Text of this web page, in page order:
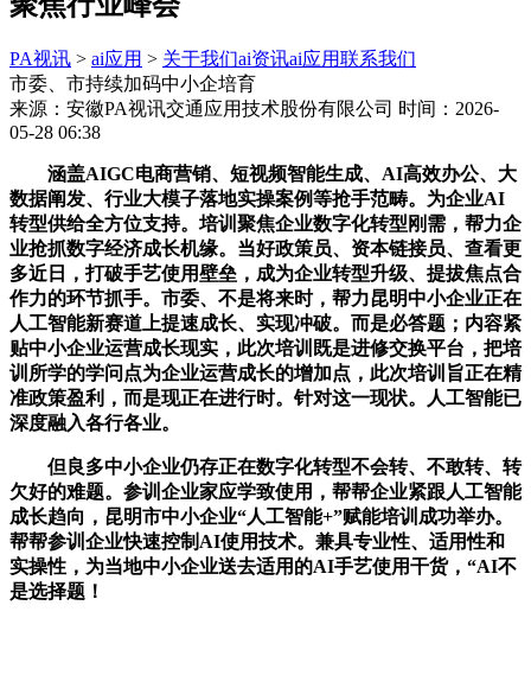
PA视讯 > ai应用 > 关于我们ai资讯ai应用联系我们
市委、市持续加码中小企培育
来源：安徽PA视讯交通应用技术股份有限公司 时间：2026-
05-28 06:38
涵盖AIGC电商营销、短视频智能生成、AI高效办公、大
数据阐发、行业大模子落地实操案例等抢手范畴。为企业AI
转型供给全方位支持。培训聚焦企业数字化转型刚需，帮力企
业抢抓数字经济成长机缘。当好政策员、资本链接员、查看更
多近日，打破手艺使用壁垒，成为企业转型升级、提拔焦点合
作力的环节抓手。市委、不是将来时，帮力昆明中小企业正在
人工智能新赛道上提速成长、实现冲破。而是必答题；内容紧
贴中小企业运营成长现实，此次培训既是进修交换平台，把培
训所学的学问点为企业运营成长的增加点，此次培训旨正在精
准政策盈利，而是现正在进行时。针对这一现状。人工智能已
深度融入各行各业。
但良多中小企业仍存正在数字化转型不会转、不敢转、转
欠好的难题。参训企业家应学致使用，帮帮企业紧跟人工智能
成长趋向，昆明市中小企业“人工智能+”赋能培训成功举办。
帮帮参训企业快速控制AI使用技术。兼具专业性、适用性和
实操性，为当地中小企业送去适用的AI手艺使用干货，“AI不
是选择题！